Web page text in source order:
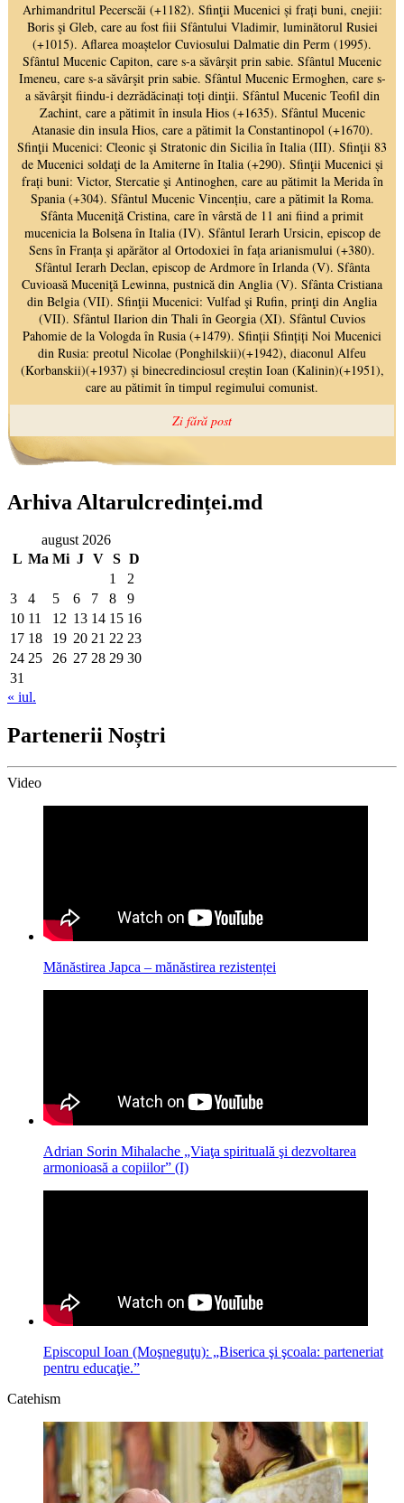
Arhiva Altarulcredinței.md
august 2026
L Ma Mi J V S D
1
2
3
4 5 6 7 8
9
10 11 12 13 14 15 16
17 18 19 20 21 22 23
24 25 26 27 28 29 30
31
« iul.
Partenerii Noștri
Video
Mănăstirea Japca – mănăstirea rezistenței
Adrian Sorin Mihalache „Viaţa spirituală şi dezvoltarea
armonioasă a copiilor” (I)
Episcopul Ioan (Moşneguţu): „Biserica şi şcoala: parteneriat
pentru educaţie.”
Catehism